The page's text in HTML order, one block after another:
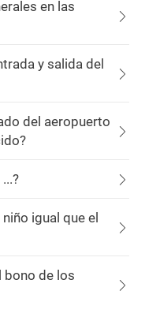
en las
y salida del
del aeropuerto
igual que el
bono de los